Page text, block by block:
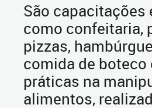
São capacitações
como confeitaria,
pizzas,
comida de boteco
práticas na
alimentos,